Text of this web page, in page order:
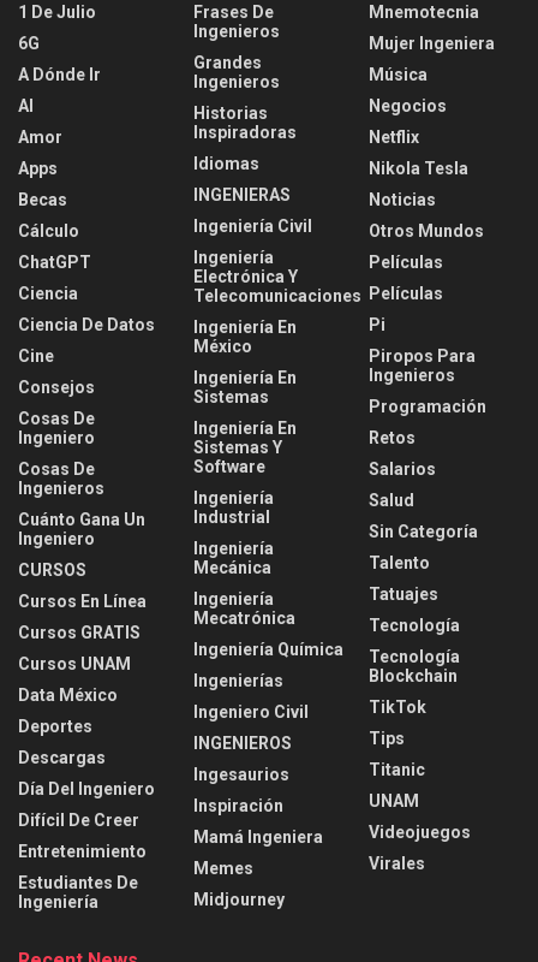
1 De Julio
6G
A Dónde Ir
AI
Amor
Apps
Becas
Cálculo
ChatGPT
Ciencia
Ciencia De Datos
Cine
Consejos
Cosas De
Ingeniero
Cosas De
Ingenieros
Cuánto Gana Un
Ingeniero
CURSOS
Cursos En Línea
Cursos GRATIS
Cursos UNAM
Data México
Deportes
Descargas
Día Del Ingeniero
Difícil De Creer
Entretenimiento
Estudiantes De
Ingeniería
Frases De
Ingenieros
Grandes
Ingenieros
Historias
Inspiradoras
Idiomas
INGENIERAS
Ingeniería Civil
Ingeniería
Electrónica Y
Telecomunicaciones
Ingeniería En
México
Ingeniería En
Sistemas
Ingeniería En
Sistemas Y
Software
Ingeniería
Industrial
Ingeniería
Mecánica
Ingeniería
Mecatrónica
Ingeniería Química
Ingenierías
Ingeniero Civil
INGENIEROS
Ingesaurios
Inspiración
Mamá Ingeniera
Memes
Midjourney
Mnemotecnia
Mujer Ingeniera
Música
Negocios
Netflix
Nikola Tesla
Noticias
Otros Mundos
Películas
Películas
Pi
Piropos Para
Ingenieros
Programación
Retos
Salarios
Salud
Sin Categoría
Talento
Tatuajes
Tecnología
Tecnología
Blockchain
TikTok
Tips
Titanic
UNAM
Videojuegos
Virales